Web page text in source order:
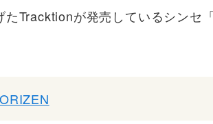
Tracktionが発売しているシンセ